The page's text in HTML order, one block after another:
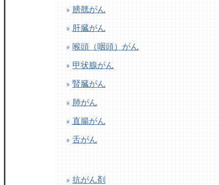
膀胱がん
肝臓がん
喉頭（咽頭）がん
甲状腺がん
腎臓がん
肺がん
直腸がん
舌がん
抗がん剤